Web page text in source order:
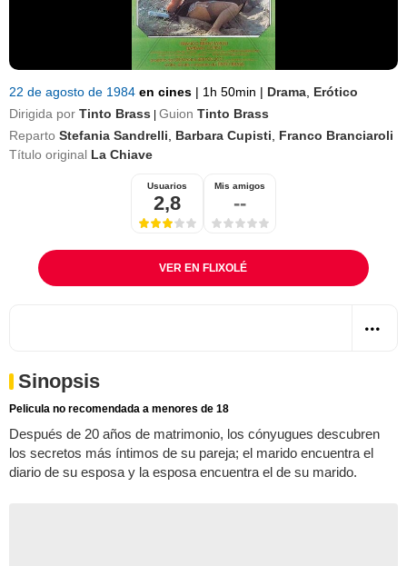
22 de agosto de 1984 en cines | 1h 50min | Drama Erótico
Dirigida por Tinto Brass Guion Tinto Brass
Reparto Stefania Sandrelli Barbara Cupisti
Franco Branciaroli
Título original La Chiave
Usuarios
2,8
Mis amigos
--
VER EN FLIXOLÉ
Sinopsis
Pelicula no recomendada a menores de 18
Después de 20 años de matrimonio, los cónyugues descubren
los secretos más íntimos de su pareja; el marido encuentra el
diario de su esposa y la esposa encuentra el de su marido.